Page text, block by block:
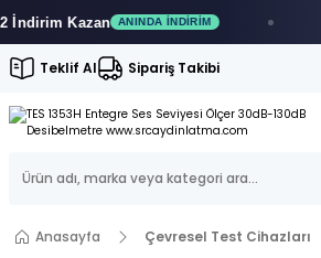
Kazan ANINDA İNDIRIM
Teklif Al Sipariş Takibi
Anasayfa Çevresel Test Cihazları